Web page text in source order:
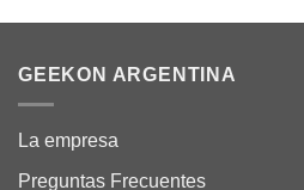
GEEKON ARGENTINA
La empresa
Preguntas Frecuentes